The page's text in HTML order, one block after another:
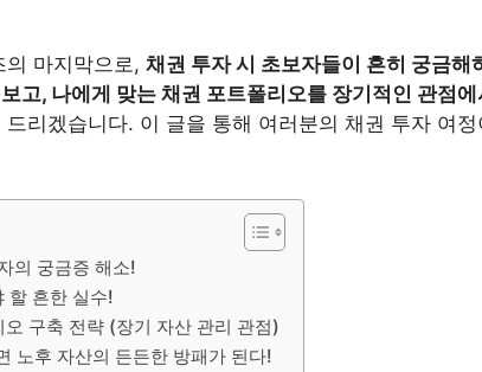
마지막으로, 채권 투자 시 초보자들이 흔히 궁금해
고, 나에게 맞는 채권 포트폴리오를 장기적인 관점
리겠습니다. 이 글을 통해 여러분의 채권 투자 여정
의 궁금증 해소!
할 흔한 실수!
구축 전략 (장기 자산 관리 관점)
노후 자산의 든든한 방패가 된다!